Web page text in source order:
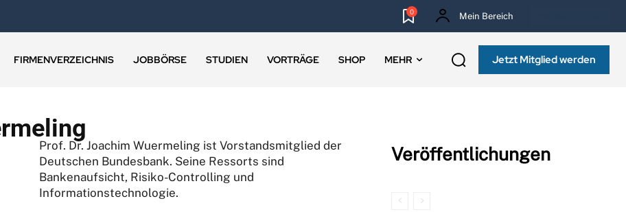
0 Mein Bereich
FIRMENVERZEICHNIS JOBBÖRSE STUDIEN VORTRÄGE SHOP MEHR Jetzt Mitglied werden
Prof. Dr. Joachim Wuermeling ist Vorstandsmitglied der
Deutschen Bundesbank. Seine Ressorts sind
Bankenaufsicht, Risiko-Controlling und
Informationstechnologie.
Veröffentlichungen